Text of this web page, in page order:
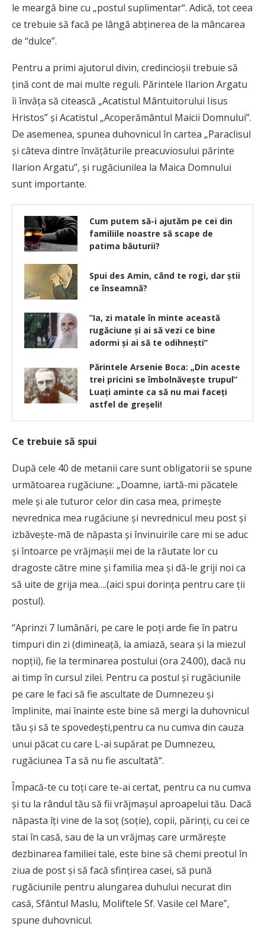
le meargă bine cu „postul suplimentar“. Adică, tot ceea
ce trebuie să facă pe lângă abţinerea de la mâncarea
de “dulce”.
Pentru a primi ajutorul divin, credincioşii trebuie să
ţină cont de mai multe reguli. Părintele Ilarion Argatu
îi învăţa să citească „Acatistul Mântuitorului Iisus
Hristos” şi Acatistul „Acoperământul Maicii Domnului”.
De asemenea, spunea duhovnicul în cartea „Paraclisul
şi câteva dintre învăţăturile preacuviosului părinte
Ilarion Argatu”, şi rugăciunilea la Maica Domnului
sunt importante.
Cum putem să-i ajutăm pe cei din
familiile noastre să scape de
patima băuturii?
Spui des Amin, când te rogi, dar ştii
ce înseamnă?
”Ia, zi matale în minte această
rugăciune şi ai să vezi ce bine
adormi şi ai să te odihneşti”
Părintele Arsenie Boca: „Din aceste
trei pricini se îmbolnăveşte trupul”
Luați aminte ca să nu mai faceți
astfel de greșeli!
Ce trebuie să spui
După cele 40 de metanii care sunt obligatorii se spune
următoarea rugăciune: „Doamne, iartă-mi păcatele
mele şi ale tuturor celor din casa mea, primeşte
nevrednica mea rugăciune şi nevrednicul meu post şi
izbăveşte-mă de năpasta şi învinuirile care mi se aduc
şi întoarce pe vrăjmaşii mei de la răutate lor cu
dragoste către mine şi familia mea şi dă-le griji noi ca
să uite de grija mea….(aici spui dorinţa pentru care ţii
postul).
“Aprinzi 7 lumânări, pe care le poţi arde fie în patru
timpuri din zi (dimineaţă, la amiază, seara şi la miezul
nopţii), fie la terminarea postului (ora 24.00), dacă nu
ai timp în cursul zilei. Pentru ca postul şi rugăciunile
pe care le faci să fie ascultate de Dumnezeu şi
împlinite, mai înainte este bine să mergi la duhovnicul
tău şi să te spovedeşti,pentru ca nu cumva din cauza
unui păcat cu care L-ai supărat pe Dumnezeu,
rugăciunea Ta să nu fie ascultată“.
Împacă-te cu toţi care te-ai certat, pentru ca nu cumva
şi tu la rândul tău să fii vrăjmaşul aproapelui tău. Dacă
năpasta îţi vine de la soţ (soţie), copii, părinţi, cu cei ce
stai în casă, sau de la un vrăjmaş care urmăreşte
dezbinarea familiei tale, este bine să chemi preotul în
ziua de post şi să facă sfinţirea casei, să pună
rugăciunile pentru alungarea duhului necurat din
casă, Sfântul Maslu, Moliftele Sf. Vasile cel Mare”,
spune duhovnicul.